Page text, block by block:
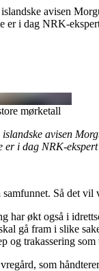
avisen
er i dag NRK-
mørketall
islandske avisen
er i dag NRK-
samfunnet. Så det
har økt også i
gå fram i slike
og trakassering som
som